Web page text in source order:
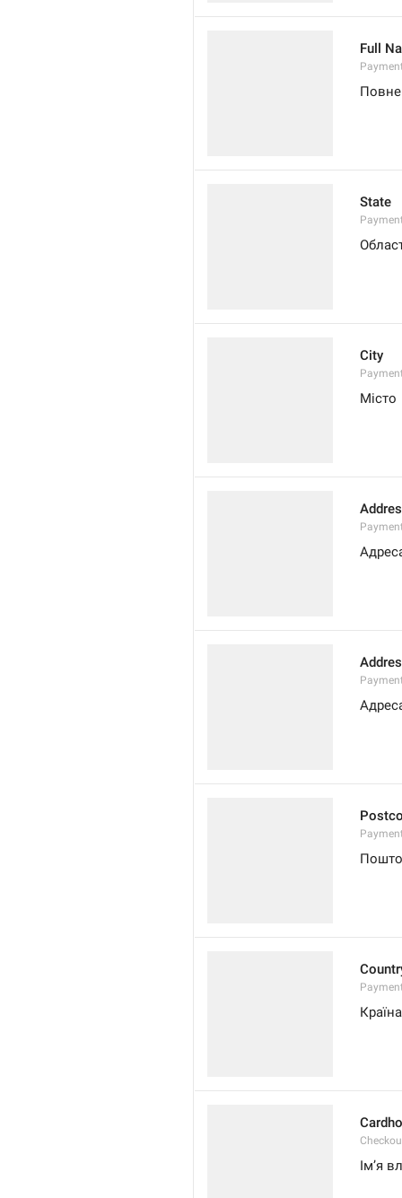
Full
Повне
State
City
Місто
Країна
Імʼя